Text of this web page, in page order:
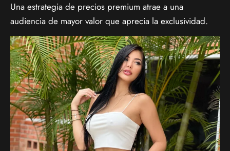
Una estrategia de precios premium atrae a una
audiencia de mayor valor que aprecia la exclusividad.